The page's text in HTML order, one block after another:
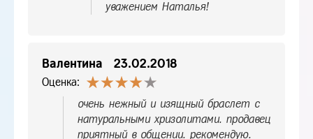
уважением Наталья!
Валентина 23.02.2018
Оценка:
очень нежный и изящный браслет с
натуральными хризолитами. продавец
приятный в общении. рекомендую.